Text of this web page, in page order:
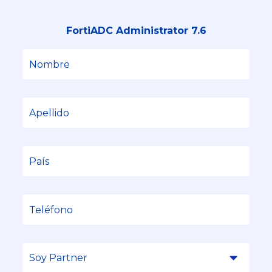
FortiADC Administrator 7.6